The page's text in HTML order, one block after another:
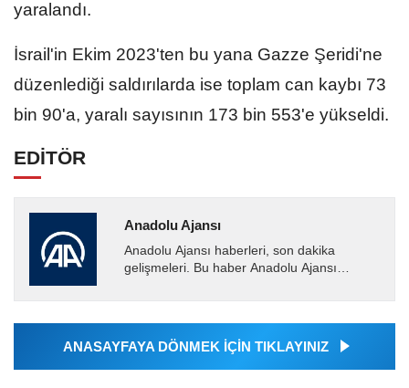
yaralandı.
İsrail'in Ekim 2023'ten bu yana Gazze Şeridi'ne
düzenlediği saldırılarda ise toplam can kaybı 73
bin 90'a, yaralı sayısının 173 bin 553'e yükseldi.
EDİTÖR
Anadolu Ajansı
Anadolu Ajansı haberleri, son dakika
gelişmeleri. Bu haber Anadolu Ajansı
tarafından geçilen tüm...
ANASAYFAYA DÖNMEK İÇİN TIKLAYINIZ